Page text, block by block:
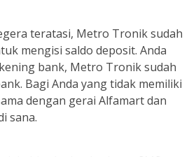
teratasi, Metro Tronik sudah
mengisi saldo deposit. Anda
bank, Metro Tronik sudah
Bagi Anda yang tidak memiliki
dengan gerai Alfamart dan
sana.